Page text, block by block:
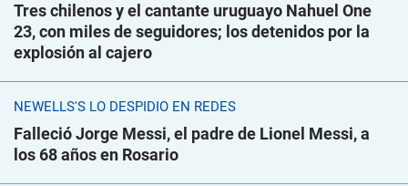
Tres chilenos y el cantante uruguayo Nahuel One
23, con miles de seguidores; los detenidos por la
explosión al cajero
NEWELLS'S LO DESPIDIÓ EN REDES
Falleció Jorge Messi, el padre de Lionel Messi, a
los 68 años en Rosario